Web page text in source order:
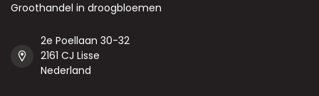
Groothandel in droogbloemen
2e Poellaan 30-32
2161 CJ Lisse
Nederland